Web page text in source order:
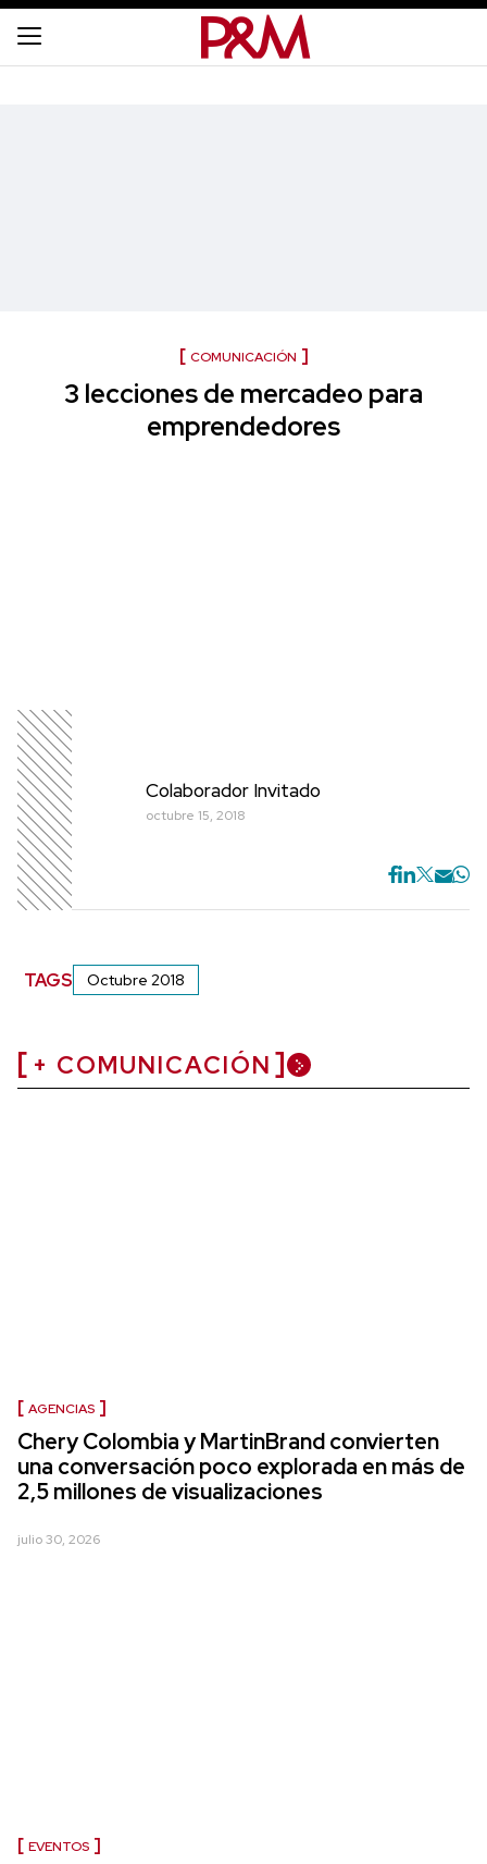
COMUNICACIÓN
3 lecciones de mercadeo para
emprendedores
Colaborador Invitado
octubre 15, 2018
TAGS Octubre 2018
+ COMUNICACIÓN
AGENCIAS
Chery Colombia y MartinBrand convierten
una conversación poco explorada en más de
2,5 millones de visualizaciones
julio 30, 2026
EVENTOS